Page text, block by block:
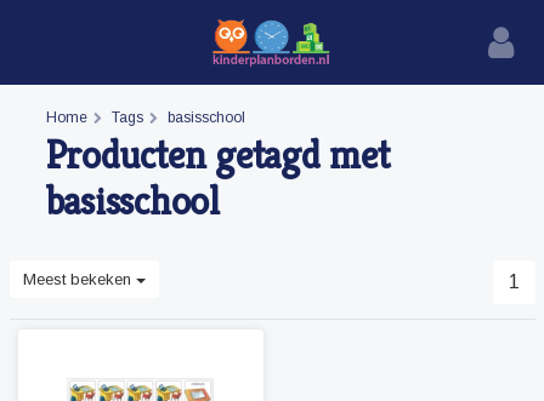
Home Tags basisschool
Producten getagd met
basisschool
Meest bekeken 1